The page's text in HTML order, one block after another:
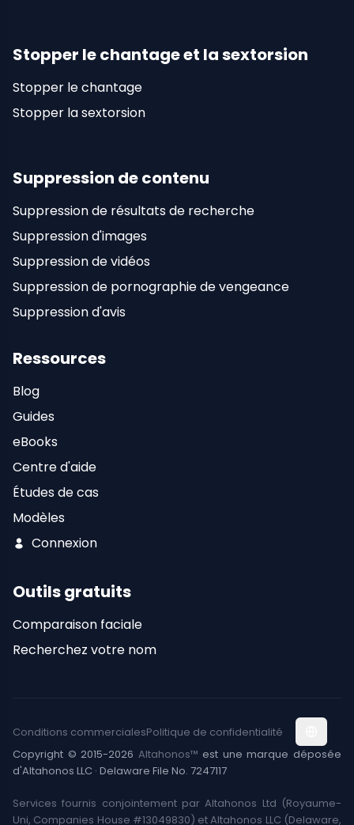
Stopper le chantage et la sextorsion
Stopper le chantage
Stopper la sextorsion
Suppression de contenu
Suppression de résultats de recherche
Suppression d'images
Suppression de vidéos
Suppression de pornographie de vengeance
Suppression d'avis
Ressources
Blog
Guides
eBooks
Centre d'aide
Études de cas
Modèles
Connexion
Outils gratuits
Comparaison faciale
Recherchez votre nom
Copyright © 2015-2026 Altahonos™ est une marque déposée
d'Altahonos LLC · Delaware File No. 7247117
Conditions commercialesPolitique de confidentialité
Services fournis conjointement par Altahonos Ltd (Royaume-
Uni, Companies House #13049830) et Altahonos LLC (Delaware,